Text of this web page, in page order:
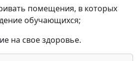
помещения, в которых
обучающихся;
на свое здоровье.